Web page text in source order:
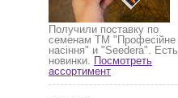
Получили поставку по
семенам ТМ "Професійне
насіння" и "Seedera". Есть
новинки. Посмотреть
ассортимент